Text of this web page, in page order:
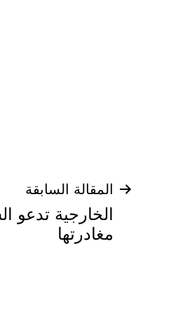
تصفّح
المقالات
المقالة السابقة
الخارجية تدعو
مغادرتها